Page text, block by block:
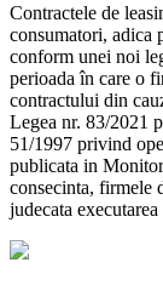
Contractele de
consumatori, adica
conform unei noi
perioada în care o
contractului din
Legea nr. 83/2021
51/1997 privind
publicata in
consecinta, firmele
judecata